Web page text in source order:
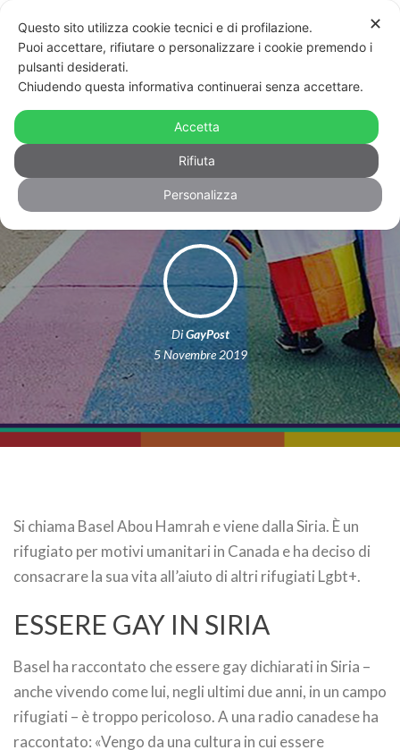
Rifugiato siriano in Canada fa del
supporto ad altri rifugiati Lgbt+ la
sua ragione di vita
DiGayPost
5 Novembre 2019
Si chiama Basel Abou Hamrah e viene dalla Siria. È un
rifugiato per motivi umanitari in Canada e ha deciso di
consacrare la sua vita all’aiuto di altri rifugiati Lgbt+.
ESSERE GAY IN SIRIA
Basel ha raccontato che essere gay dichiarati in Siria –
anche vivendo come lui, negli ultimi due anni, in un campo
rifugiati – è troppo pericoloso. A una radio canadese ha
raccontato: «Vengo da una cultura in cui essere
✕
Questo sito utilizza cookie tecnici e di profilazione.
Puoi accettare, rifiutare o personalizzare i cookie premendo i
pulsanti desiderati.
Chiudendo questa informativa continuerai senza accettare.
Accetta
Rifiuta
Personalizza